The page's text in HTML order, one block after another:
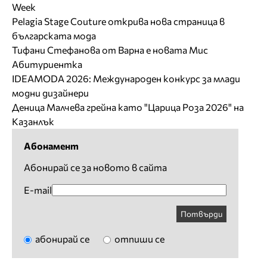
Week
Pelagia Stage Couture открива нова страница в
българската мода
Тифани Стефанова от Варна е новата Мис
Абитуриентка
IDEAMODA 2026: Международен конкурс за млади
модни дизайнери
Деница Малчева грейна като "Царица Роза 2026" на
Казанлък
Абонамент
Абонирай се за новото в сайта
E-mail
Потвърди
абонирай се отпиши се